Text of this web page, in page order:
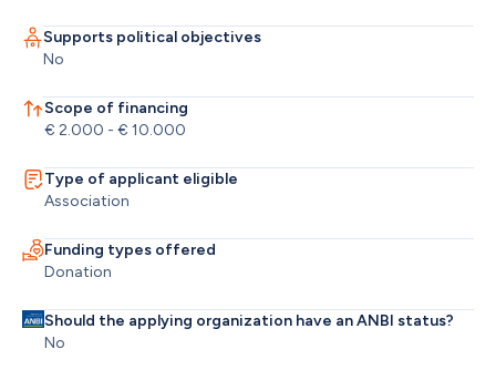
Supports political objectives
No
Scope of financing
€ 2.000 - € 10.000
Type of applicant eligible
Association
Funding types offered
Donation
Should the applying organization have an ANBI status?
No